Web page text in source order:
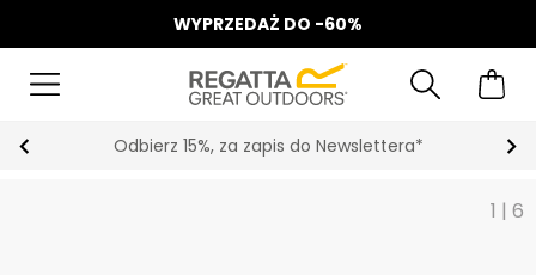
WYPRZEDAŻ DO -60%
Odbierz 15%, za zapis do Newslettera*
1 | 6